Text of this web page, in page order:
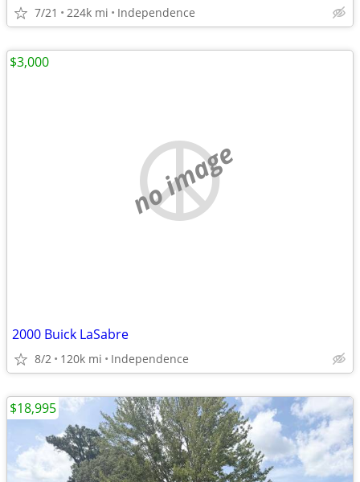
7/21 224k mi Independence
no image
2000 Buick LaSabre
8/2 120k mi Independence
$3,000
$18,995